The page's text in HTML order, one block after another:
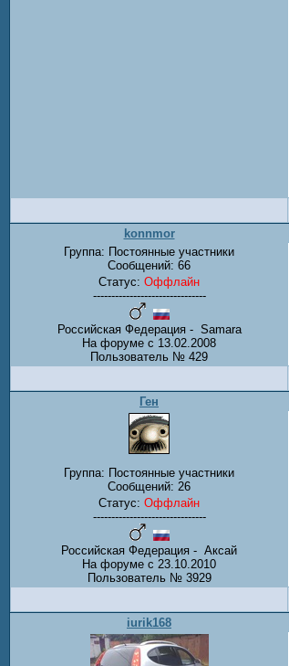
konnmor
Группа: Постоянные участники
Сообщений: 66
Статус: Оффлайн
-------------------------------
Российская Федерация - Samara
На форуме с 13.02.2008
Пользователь № 429
Ген
Группа: Постоянные участники
Сообщений: 26
Статус: Оффлайн
-------------------------------
Российская Федерация - Аксай
На форуме с 23.10.2010
Пользователь № 3929
iurik168